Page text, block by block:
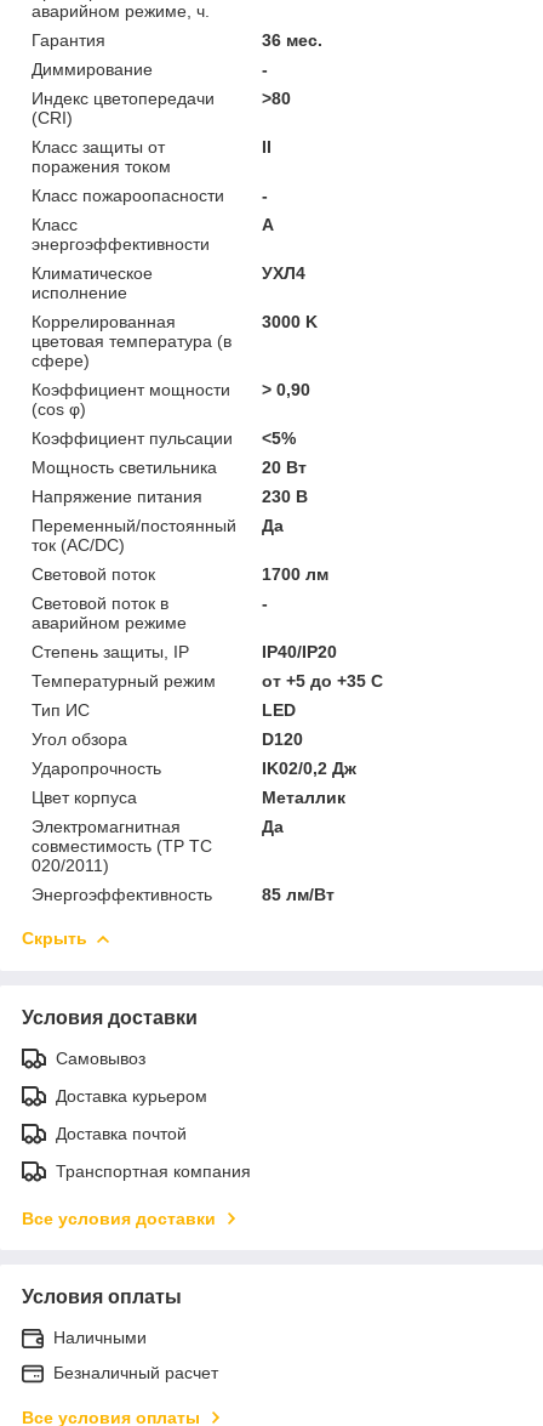
аварийном режиме, ч.
Гарантия
36 мес.
Диммирование
-
Индекс цветопередачи
(CRI)
>80
Класс защиты от
поражения током
II
Класс пожароопасности
-
Класс
энергоэффективности
A
Климатическое
исполнение
УХЛ4
Коррелированная
цветовая температура (в
сфере)
3000 K
Коэффициент мощности
(cos φ)
> 0,90
Коэффициент пульсации
<5%
Мощность светильника
20 Вт
Напряжение питания
230 В
Переменный/постоянный
ток (AC/DC)
Да
Световой поток
1700 лм
Световой поток в
аварийном режиме
-
Степень защиты, IP
IP40/IP20
Температурный режим
от +5 до +35 C
Тип ИС
LED
Угол обзора
D120
Ударопрочность
IK02/0,2 Дж
Цвет корпуса
Металлик
Электромагнитная
совместимость (ТР ТС
020/2011)
Да
Энергоэффективность 85 лм/Вт
Скрыть
Условия доставки
Самовывоз
Доставка курьером
Доставка почтой
Транспортная компания
Все условия доставки
Условия оплаты
Наличными
Безналичный расчет
Все условия оплаты